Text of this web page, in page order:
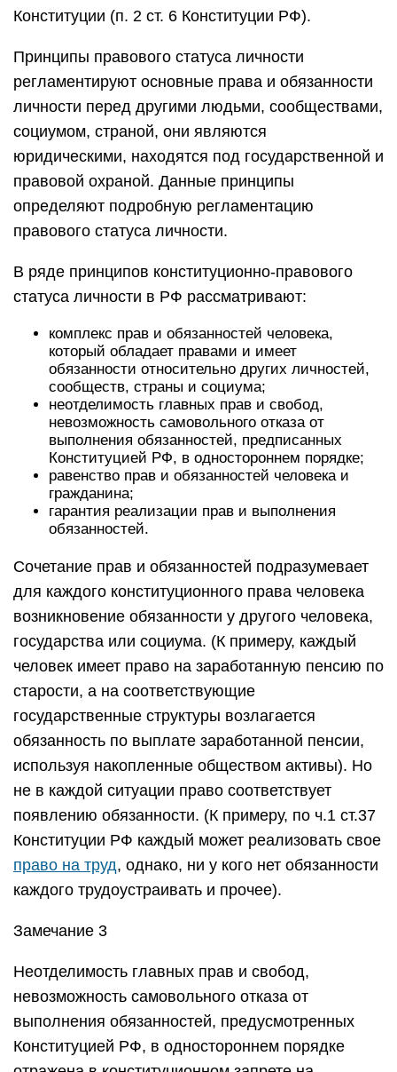
Конституции (п. 2 ст. 6 Конституции РФ).
Принципы правового статуса личности
регламентируют основные права и обязанности
личности перед другими людьми, сообществами,
социумом, страной, они являются
юридическими, находятся под государственной и
правовой охраной. Данные принципы
определяют подробную регламентацию
правового статуса личности.
В ряде принципов конституционно-правового
статуса личности в РФ рассматривают:
комплекс прав и обязанностей человека,
который обладает правами и имеет
обязанности относительно других личностей,
сообществ, страны и социума;
неотделимость главных прав и свобод,
невозможность самовольного отказа от
выполнения обязанностей, предписанных
Конституцией РФ, в одностороннем порядке;
равенство прав и обязанностей человека и
гражданина;
гарантия реализации прав и выполнения
обязанностей.
Сочетание прав и обязанностей подразумевает
для каждого конституционного права человека
возникновение обязанности у другого человека,
государства или социума. (К примеру, каждый
человек имеет право на заработанную пенсию по
старости, а на соответствующие
государственные структуры возлагается
обязанность по выплате заработанной пенсии,
используя накопленные обществом активы). Но
не в каждой ситуации право соответствует
появлению обязанности. (К примеру, по ч.1 ст.37
Конституции РФ каждый может реализовать свое
право на труд, однако, ни у кого нет обязанности
каждого трудоустраивать и прочее).
Замечание 3
Неотделимость главных прав и свобод,
невозможность самовольного отказа от
выполнения обязанностей, предусмотренных
Конституцией РФ, в одностороннем порядке